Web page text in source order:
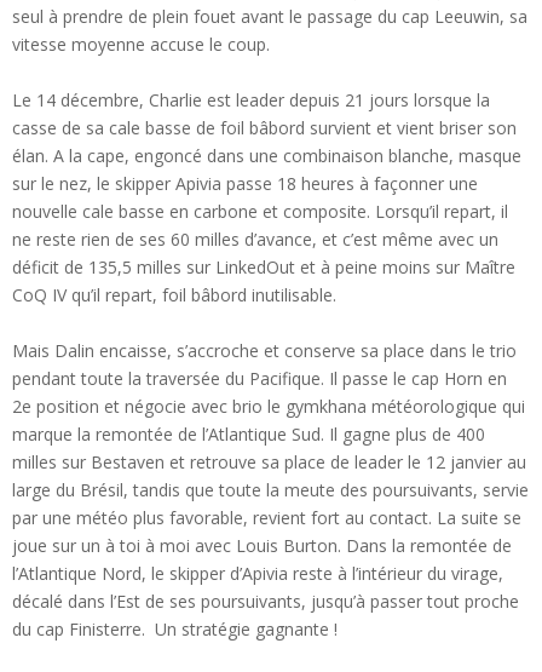
seul à prendre de plein fouet avant le passage du cap Leeuwin, sa
vitesse moyenne accuse le coup.
Le 14 décembre, Charlie est leader depuis 21 jours lorsque la
casse de sa cale basse de foil bâbord survient et vient briser son
élan. A la cape, engoncé dans une combinaison blanche, masque
sur le nez, le skipper Apivia passe 18 heures à façonner une
nouvelle cale basse en carbone et composite. Lorsqu’il repart, il
ne reste rien de ses 60 milles d’avance, et c’est même avec un
déficit de 135,5 milles sur LinkedOut et à peine moins sur Maître
CoQ IV qu’il repart, foil bâbord inutilisable.
Mais Dalin encaisse, s’accroche et conserve sa place dans le trio
pendant toute la traversée du Pacifique. Il passe le cap Horn en
2e position et négocie avec brio le gymkhana météorologique qui
marque la remontée de l’Atlantique Sud. Il gagne plus de 400
milles sur Bestaven et retrouve sa place de leader le 12 janvier au
large du Brésil, tandis que toute la meute des poursuivants, servie
par une météo plus favorable, revient fort au contact. La suite se
joue sur un à toi à moi avec Louis Burton. Dans la remontée de
l’Atlantique Nord, le skipper d’Apivia reste à l’intérieur du virage,
décalé dans l’Est de ses poursuivants, jusqu’à passer tout proche
du cap Finisterre. Un stratégie gagnante !